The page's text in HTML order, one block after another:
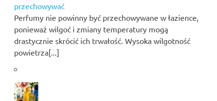
przechowywać
Perfumy nie powinny być przechowywane w łazience,
ponieważ wilgoć i zmiany temperatury mogą
drastycznie skrócić ich trwałość. Wysoka wilgotność
powietrza[...]